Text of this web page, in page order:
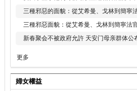
三種邪惡的面貌：從艾希曼、戈林到簡寧
三種邪惡面貌：從艾希曼、戈林到簡寧法
新春聚会不被政府允許 天安门母亲群体公
更多
婦女權益